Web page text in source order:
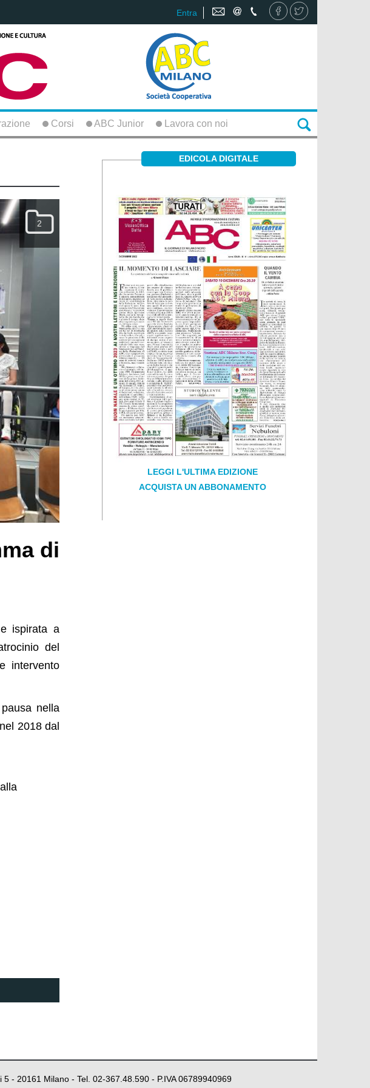
Entra
Corsi ABC Junior Lavora con noi
2
di
ispirata a
del
intervento
nella
2018 dal
EDICOLA DIGITALE
LEGGI L'ULTIMA EDIZIONE
ACQUISTA UN ABBONAMENTO
- 20161 Milano - Tel. 02-367.48.590 - P.IVA 06789940969